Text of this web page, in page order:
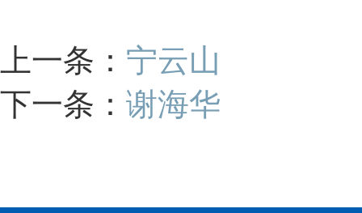
上一条： 宁云山
下一条： 谢海华